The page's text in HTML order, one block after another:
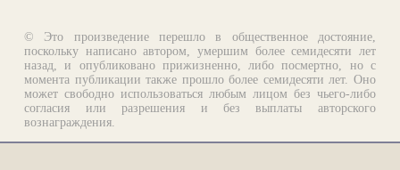
© Это произведение перешло в общественное достояние,
поскольку написано автором, умершим более семидесяти лет
назад, и опубликовано прижизненно, либо посмертно, но с
момента публикации также прошло более семидесяти лет. Оно
может свободно использоваться любым лицом без чьего-либо
согласия или разрешения и без выплаты авторского
вознаграждения.